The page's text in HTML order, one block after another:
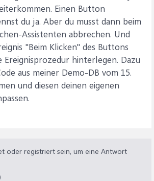
Einen Button
du ja. Aber du musst dann beim
Assistenten abbrechen. Und
"Beim Klicken" des Buttons
hinterlegen. Dazu
aus meiner Demo-DB vom 15.
und diesen deinen eigenen
oder registriert sein, um eine Antwort